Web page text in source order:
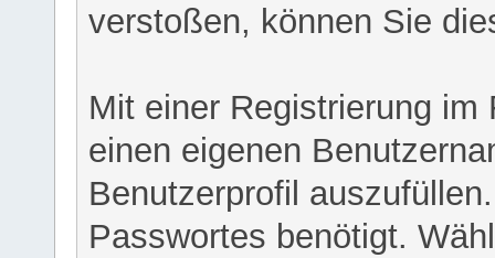
verstoßen, können Sie
Mit einer Registrierung
einen eigenen
Benutzerprofil
Passwortes benötigt.